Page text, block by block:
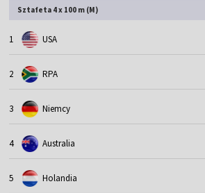
Sztafeta 4 x 100 m (M)
1 USA
2 RPA
3 Niemcy
4 Australia
5 Holandia